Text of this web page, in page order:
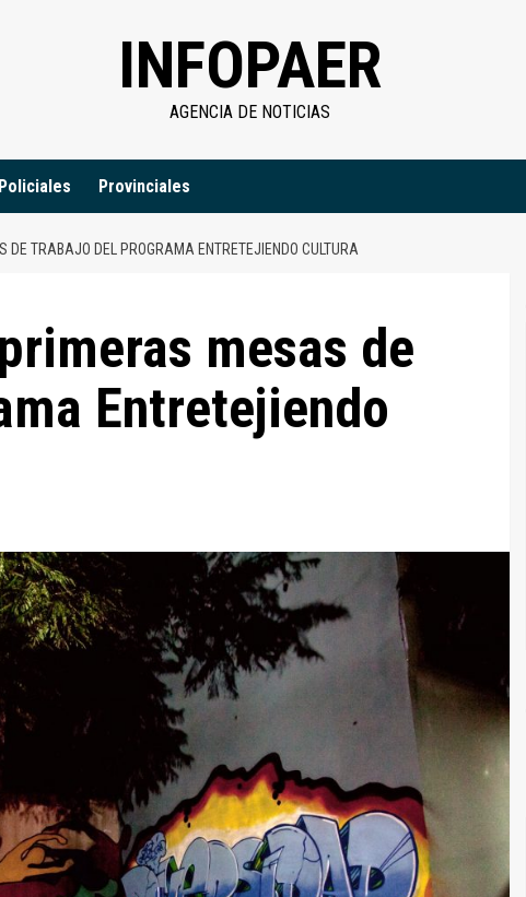
INFOPAER
AGENCIA DE NOTICIAS
Policiales Provinciales
TRABAJO DEL PROGRAMA ENTRETEJIENDO CULTURA
mesas de
Entretejiendo